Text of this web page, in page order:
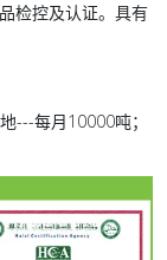
检控及认证。具有
---每月10000吨；